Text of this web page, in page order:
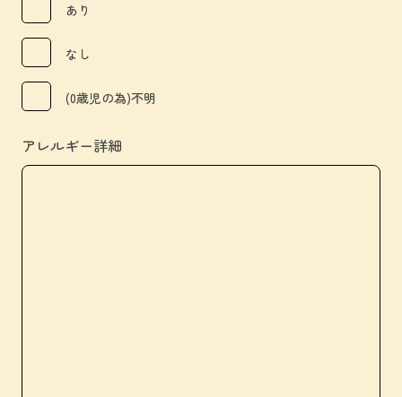
あり
なし
(0歳児の為)不明
アレルギー詳細